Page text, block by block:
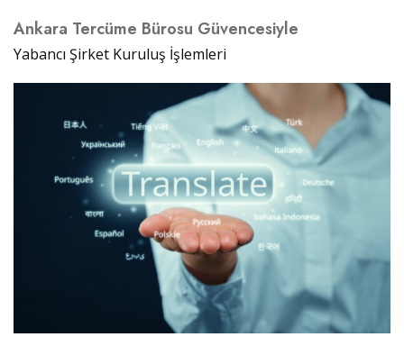
Ankara Tercüme Bürosu Güvencesiyle
Yabancı Şirket Kuruluş İşlemleri